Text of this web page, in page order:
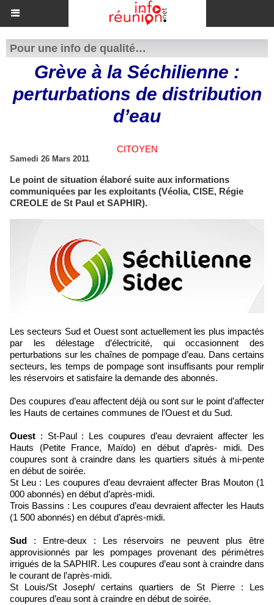
Pour une info de qualité…
Grève à la Séchilienne :
perturbations de distribution
d’eau
CITOYEN
Samedi 26 Mars 2011
Le point de situation élaboré suite aux informations
communiquées par les exploitants (Véolia, CISE, Régie
CREOLE de St Paul et SAPHIR).
Les secteurs Sud et Ouest sont actuellement les plus impactés
par les délestage d’électricité, qui occasionnent des
perturbations sur les chaînes de pompage d’eau. Dans certains
secteurs, les temps de pompage sont insuffisants pour remplir
les réservoirs et satisfaire la demande des abonnés.
Des coupures d’eau affectent déjà ou sont sur le point d’affecter
les Hauts de certaines communes de l’Ouest et du Sud.
Ouest : St-Paul : Les coupures d’eau devraient affecter les
Hauts (Petite France, Maïdo) en début d’après- midi. Des
coupures sont à craindre dans les quartiers situés à mi-pente
en début de soirée.
St Leu : Les coupures d’eau devraient affecter Bras Mouton (1
000 abonnés) en début d’après-midi.
Trois Bassins : Les coupures d’eau devraient affecter les Hauts
(1 500 abonnés) en début d’après-midi.
Sud
: Entre-deux : Les réservoirs ne peuvent plus être
approvisionnés par les pompages provenant des périmètres
irrigués de la SAPHIR. Les coupures d’eau sont à craindre dans
le courant de l’après-midi.
St Louis/St Joseph/ certains quartiers de St Pierre : Les
coupures d’eau sont à craindre en début de soirée.